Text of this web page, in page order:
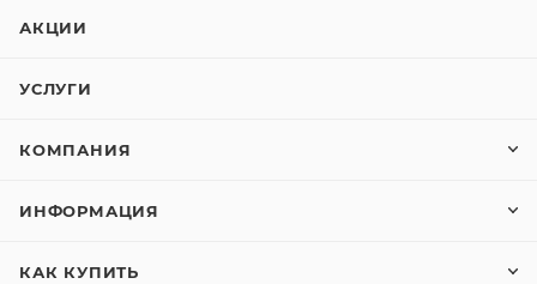
АКЦИИ
УСЛУГИ
КОМПАНИЯ
ИНФОРМАЦИЯ
КАК КУПИТЬ